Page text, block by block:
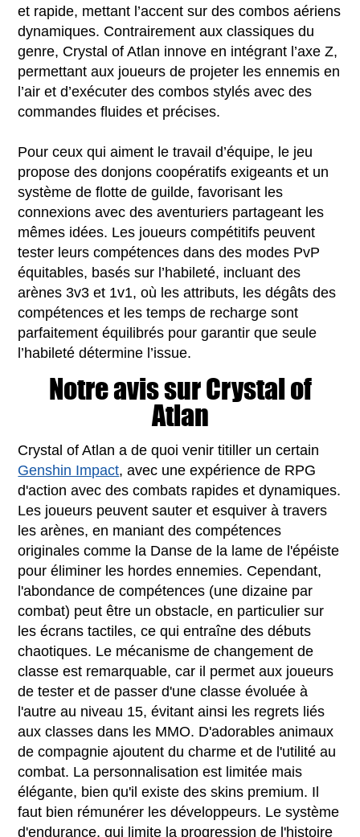
et rapide, mettant l’accent sur des combos aériens
dynamiques. Contrairement aux classiques du
genre, Crystal of Atlan innove en intégrant l’axe Z,
permettant aux joueurs de projeter les ennemis en
l’air et d’exécuter des combos stylés avec des
commandes fluides et précises.
Pour ceux qui aiment le travail d’équipe, le jeu
propose des donjons coopératifs exigeants et un
système de flotte de guilde, favorisant les
connexions avec des aventuriers partageant les
mêmes idées. Les joueurs compétitifs peuvent
tester leurs compétences dans des modes PvP
équitables, basés sur l’habileté, incluant des
arènes 3v3 et 1v1, où les attributs, les dégâts des
compétences et les temps de recharge sont
parfaitement équilibrés pour garantir que seule
l’habileté détermine l’issue.
Notre avis sur Crystal of
Atlan
Crystal of Atlan a de quoi venir titiller un certain
Genshin Impact, avec une expérience de RPG
d'action avec des combats rapides et dynamiques.
Les joueurs peuvent sauter et esquiver à travers
les arènes, en maniant des compétences
originales comme la Danse de la lame de l'épéiste
pour éliminer les hordes ennemies. Cependant,
l'abondance de compétences (une dizaine par
combat) peut être un obstacle, en particulier sur
les écrans tactiles, ce qui entraîne des débuts
chaotiques. Le mécanisme de changement de
classe est remarquable, car il permet aux joueurs
de tester et de passer d'une classe évoluée à
l'autre au niveau 15, évitant ainsi les regrets liés
aux classes dans les MMO. D'adorables animaux
de compagnie ajoutent du charme et de l'utilité au
combat. La personnalisation est limitée mais
élégante, bien qu'il existe des skins premium. Il
faut bien rémunérer les développeurs. Le système
d'endurance, qui limite la progression de l'histoire